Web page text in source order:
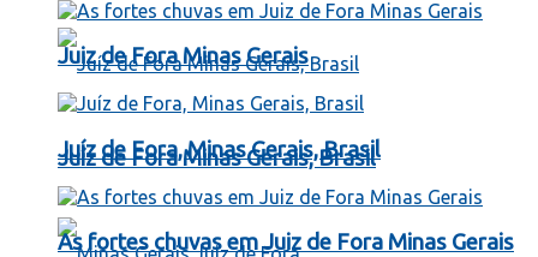
Juíz de Fora Minas Gerais, Brasil
Juiz de Fora Minas Gerais
Juíz de Fora, Minas Gerais, Brasil
As fortes chuvas em Juiz de Fora Minas Gerais